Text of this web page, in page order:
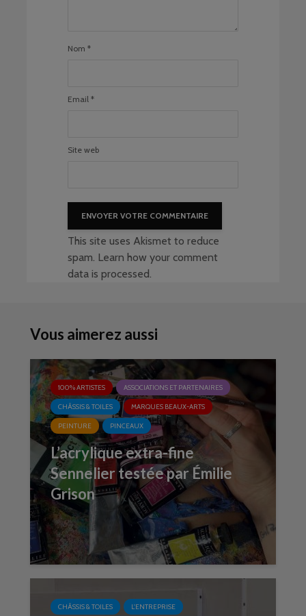
Nom *
Email *
Site web
This site uses Akismet to reduce
spam. Learn how your comment
data is processed.
Vous aimerez aussi
100% ARTISTES ASSOCIATIONS ET PARTENAIRES
CHÂSSIS & TOILES MARQUES BEAUX-ARTS
PEINTURE PINCEAUX
L’acrylique extra-fine
Sennelier testée par Émilie
Grison
CHÂSSIS & TOILES L'ENTREPRISE